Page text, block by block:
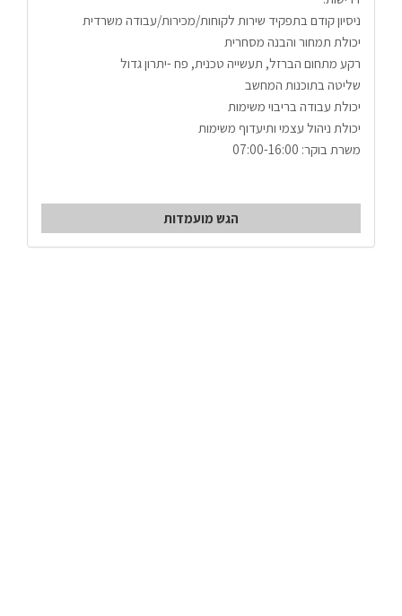
ניסיון קודם בתפקיד שירות לקוחות/מכירות/עבודה משרדית
יכולת תמחור והבנה מסחרית
רקע מתחום הברזל, תעשייה טכנית, פח -יתרון גדול
שליטה בתוכנות המחשב
יכולת עבודה בריבוי משימות
יכולת ניהול עצמי ותיעדוף משימות
משרת בוקר: 07:00-16:00
הגש מועמדות